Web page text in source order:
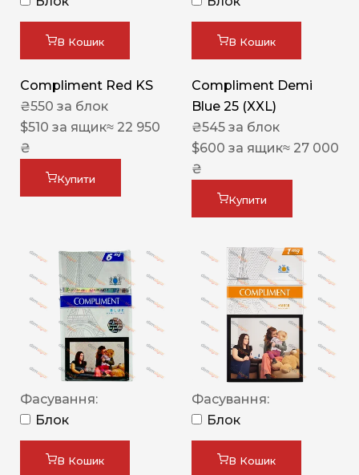
В Кошик
Compliment Red KS
₴550 за блок
$510 за ящик≈ 22 950
₴
Купити
В Кошик
Compliment Demi
Blue 25 (XXL)
₴545 за блок
$600 за ящик≈ 27 000
₴
Купити
Фасування:
Блок
В Кошик
Фасування:
Блок
В Кошик